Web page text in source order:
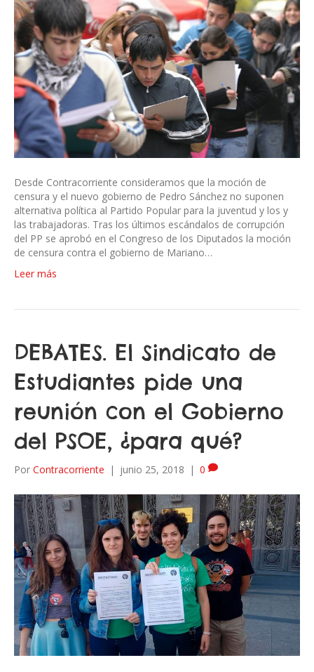
Desde Contracorriente consideramos que la moción de
censura y el nuevo gobierno de Pedro Sánchez no suponen
alternativa política al Partido Popular para la juventud y los y
las trabajadoras. Tras los últimos escándalos de corrupción
del PP se aprobó en el Congreso de los Diputados la moción
de censura contra el gobierno de Mariano…
Leer más
DEBATES. El Sindicato de
Estudiantes pide una
reunión con el Gobierno
del PSOE, ¿para qué?
Por Contracorriente | junio 25, 2018 | 0